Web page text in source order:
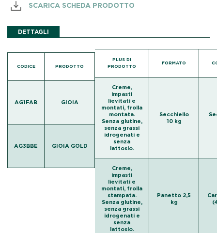
SCARICA SCHEDA PRODOTTO
DETTAGLI
CODICE PRODOTTO
AG1FAB GIOIA
AG3BBE GIOIA GOLD
PLUS DI
PRODOTTO
FORMATO
Creme,
impasti
lievitati e
montati, frolla
montata.
Senza glutine,
senza grassi
idrogenati e
senza
lattosio.
Secchiello
10 kg
Creme,
impasti
lievitati e
montati, frolla
stampata.
Senza glutine,
senza grassi
idrogenati e
senza
lattosio.
Panetto 2,5
kg